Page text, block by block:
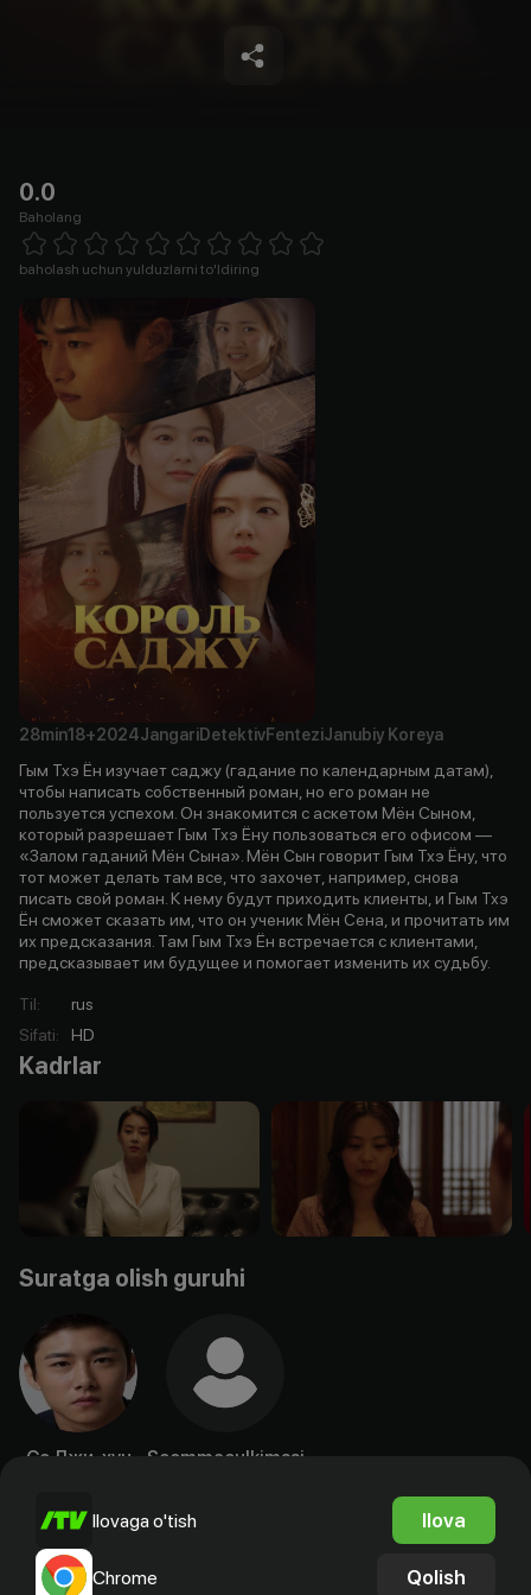
0.0
Baholang
1 Star 2 Stars 3 Stars 4 Stars5 Stars 6 Stars7 Stars8 Stars
baholash uchun yulduzlarni to'ldiring
28min18+2024JangariDetektivFenteziJanubiy Koreya
Гым Тхэ Ён изучает саджу (гадание по календарным датам),
чтобы написать собственный роман, но его роман не
пользуется успехом. Он знакомится с аскетом Мён Сыном,
который разрешает Гым Тхэ Ёну пользоваться его офисом —
«Залом гаданий Мён Сына». Мён Сын говорит Гым Тхэ Ёну, что
тот может делать там все, что захочет, например, снова
писать свой роман. К нему будут приходить клиенты, и Гым Тхэ
Ён сможет сказать им, что он ученик Мён Сена, и прочитать им
их предсказания. Там Гым Тхэ Ён встречается с клиентами,
предсказывает им будущее и помогает изменить их судьбу.
Til:
rus
Sifati: HD
Kadrlar
Suratga olish guruhi
Со Джи-хун Seommaeulkimssi
Ilovaga o'tish Ilova
Chrome Qolish